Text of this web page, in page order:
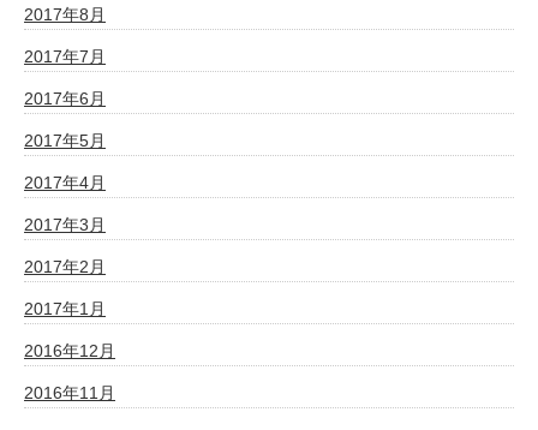
2017年8月
2017年7月
2017年6月
2017年5月
2017年4月
2017年3月
2017年2月
2017年1月
2016年12月
2016年11月